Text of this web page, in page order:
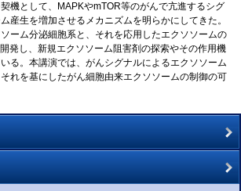
機として、MAPKやmTOR等のがんで亢進するシグ
産生を増加させるメカニズムを明らかにしてきた。
ーム分泌細胞系と、それを応用したエクソソームの
発し、新規エクソソーム阻害剤の探索やその作用機
る。本講演では、がんシグナルによるエクソソーム
れを基にしたがん細胞由来エクソソームの制御の可